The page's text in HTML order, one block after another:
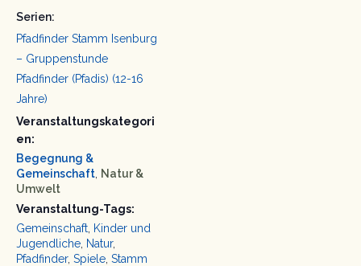
Serien:
Pfadfinder Stamm Isenburg
– Gruppenstunde
Pfadfinder (Pfadis) (12-16
Jahre)
Veranstaltungskategori
en:
Begegnung &
Gemeinschaft Natur &
Umwelt
Veranstaltung-Tags:
Gemeinschaft Kinder und
Jugendliche Natur,
Pfadfinder, Spiele Stamm